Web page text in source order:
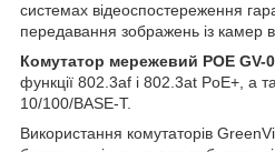
системах відеоспостереження
передавання зображень із камер
Комутатор мережевий POE GV-
функції 802.3af і 802.3at PoE+, а
10/100/BASE-T.
Використання комутаторів